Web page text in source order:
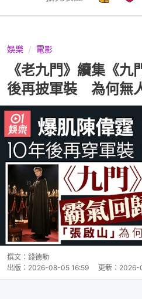
娛樂 電影
《老九門》續集《
後再披軍裝 為何無
撰文： 錢德勒
出版： 2026-08-05 16:59 更新： 2026-